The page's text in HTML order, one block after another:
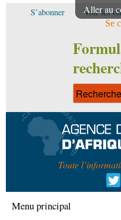
Aller au
S’abonner Voir les
Se
Toute
Menu principal